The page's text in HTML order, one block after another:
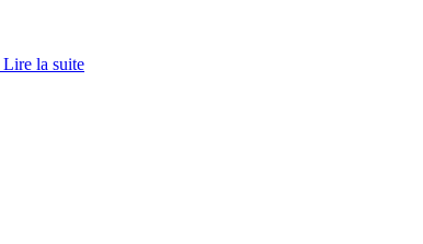
Lire la suite